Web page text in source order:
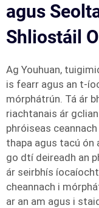
agus
Shliostáil
Ag Youhuan,
is fearr agus an t-
mórphátrún. Tá ár
riachtanais ár
phróiseas
thapa agus tacú ón
go dtí deireadh an
ár seirbhís
cheannach i
ar an am agus i